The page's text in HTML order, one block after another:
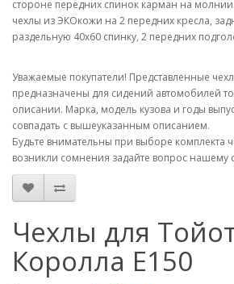
стороне передних спинок карман на
чехлы из ЭКОкожи на 2 передних кресла,
раздельную 40х60 спинку, 2 передних
Уважаемые покупатели! Представленные
предназначены для сидений автомобилей
описании. Марка, модель кузова и годы
совпадать с вышеуказанным описанием.
Будьте внимательны при выборе комплекта
возникли сомнения задайте вопрос нашему
Чехлы для
Королла Е150